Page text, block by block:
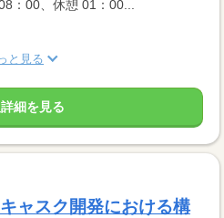
：00、休憩 01：00...
と見る
細を見る
ャスク開発における構